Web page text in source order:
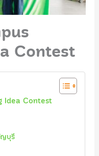
Contest
Idea Contest
ญบุรี